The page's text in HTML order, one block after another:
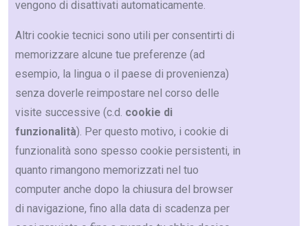
vengono di disattivati automaticamente.
Altri cookie tecnici sono utili per consentirti di
memorizzare alcune tue preferenze (ad
esempio, la lingua o il paese di provenienza)
senza doverle reimpostare nel corso delle
visite successive (c.d. cookie di
funzionalità). Per questo motivo, i cookie di
funzionalità sono spesso cookie persistenti, in
quanto rimangono memorizzati nel tuo
computer anche dopo la chiusura del browser
di navigazione, fino alla data di scadenza per